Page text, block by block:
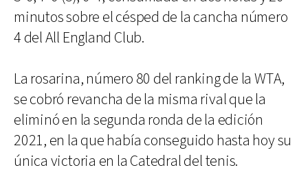
minutos sobre el césped de la cancha número
4 del All England Club.
La rosarina, número 80 del ranking de la WTA,
se cobró revancha de la misma rival que la
eliminó en la segunda ronda de la edición
2021, en la que había conseguido hasta hoy su
única victoria en la Catedral del tenis.